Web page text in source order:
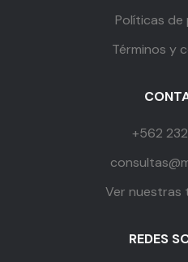
Políticas de
Términos y
+562
Ver nuestras
REDES